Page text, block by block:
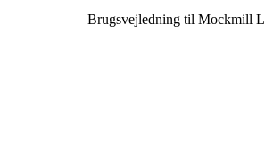
Brugsvejledning til Mockmill